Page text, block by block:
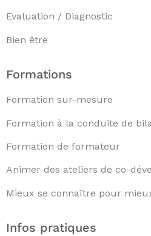
Evaluation / Diagnostic
Bien être
Formations
Formation sur-mesure
Formation à la conduite de
Formation de formateur
Animer des ateliers de co-
Mieux se connaître pour
Infos pratiques